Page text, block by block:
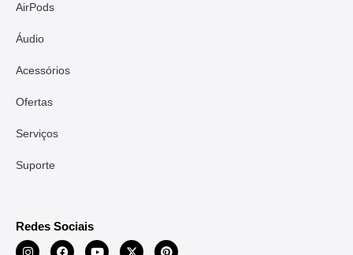
AirPods
Áudio
Acessórios
Ofertas
Serviços
Suporte
Redes Sociais